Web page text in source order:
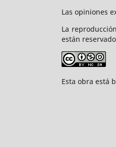
Las opiniones
La
están
Esta obra está